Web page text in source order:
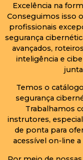
Excelência na
Conseguimos isso
profissionais
segurança
avançados,
inteligência e
Temos o
segurança
Trabalhamos
instrutores,
de ponta para
acessível on-line